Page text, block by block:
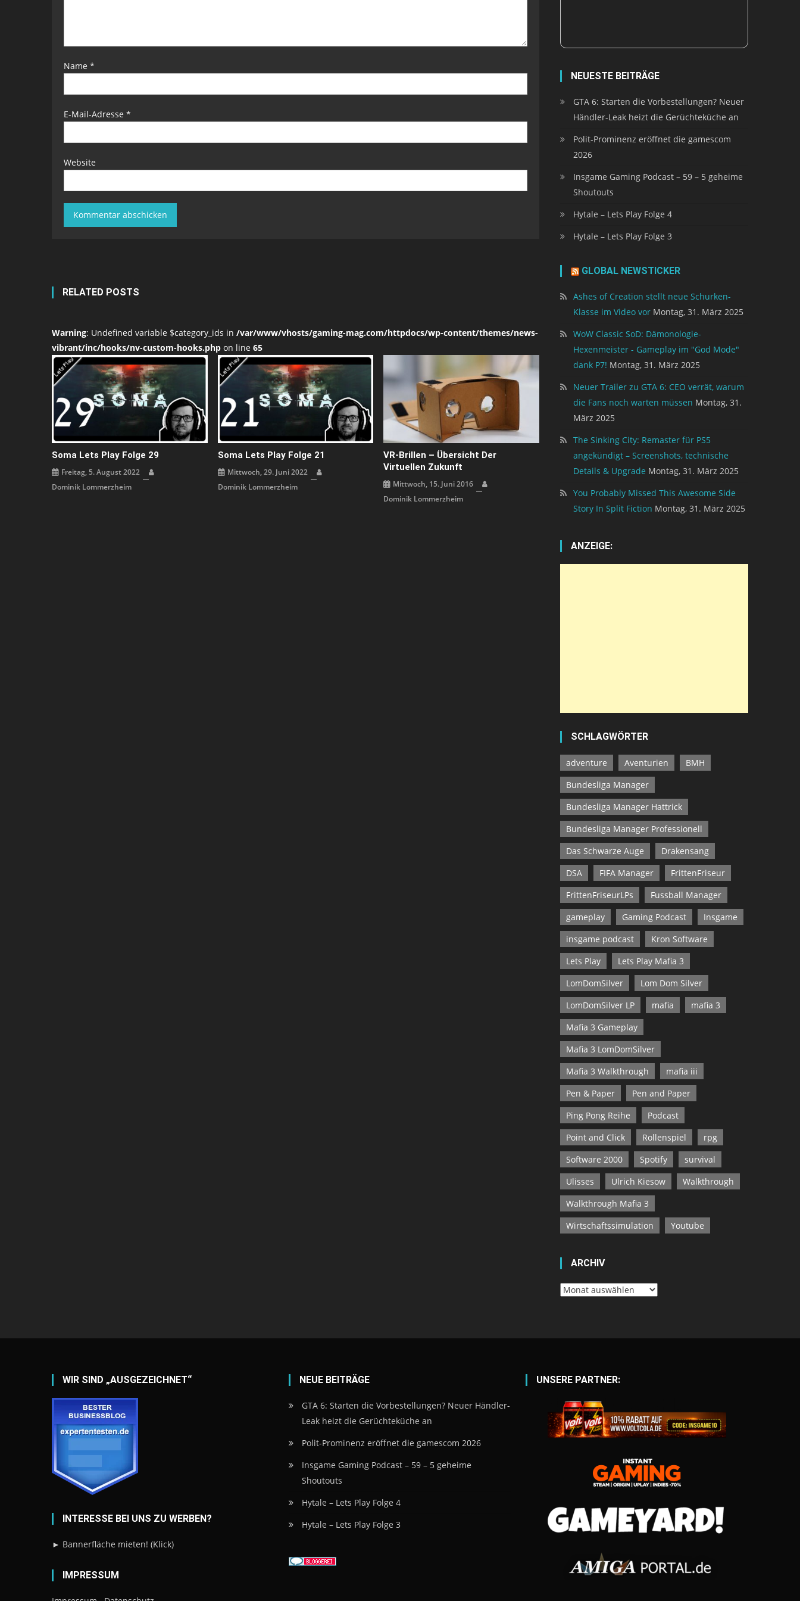
Name *
E-Mail-Adresse *
Website
RELATED POSTS
Warning: Undefined variable $category_ids in /var/www/vhosts/gaming-mag.com/httpdocs/wp-content/themes/news-
vibrant/inc/hooks/nv-custom-hooks.php on line 65
Soma Lets Play Folge 29
Freitag, 5. August 2022
Dominik Lommerzheim
Soma Lets Play Folge 21
Mittwoch, 29. Juni 2022
Dominik Lommerzheim
VR-Brillen – Übersicht Der
Virtuellen Zukunft
Mittwoch, 15. Juni 2016
Dominik Lommerzheim
NEUESTE BEITRÄGE
GTA 6: Starten die Vorbestellungen? Neuer
Händler-Leak heizt die Gerüchteküche an
Polit-Prominenz eröffnet die gamescom
2026
Insgame Gaming Podcast – 59 – 5 geheime
Shoutouts
Hytale – Lets Play Folge 4
Hytale – Lets Play Folge 3
GLOBAL NEWSTICKER
Ashes of Creation stellt neue Schurken-
Klasse im Video vor Montag, 31. März 2025
WoW Classic SoD: Dämonologie-
Hexenmeister - Gameplay im "God Mode"
dank P7! Montag, 31. März 2025
Neuer Trailer zu GTA 6: CEO verrät, warum
die Fans noch warten müssen Montag, 31.
März 2025
The Sinking City: Remaster für PS5
angekündigt – Screenshots, technische
Details & Upgrade Montag, 31. März 2025
You Probably Missed This Awesome Side
Story In Split Fiction Montag, 31. März 2025
ANZEIGE:
SCHLAGWÖRTER
adventure Aventurien
BMH
Bundesliga Manager
Bundesliga Manager Hattrick
Bundesliga Manager Professionell
Das Schwarze Auge
Drakensang
DSA
FIFA Manager
FrittenFriseur
FrittenFriseurLPs
Fussball Manager
gameplay
Gaming Podcast
Insgame
insgame podcast
Kron Software
Lets Play
Lets Play Mafia 3
LomDomSilver
Lom Dom Silver
LomDomSilver LP
mafia
mafia 3
Mafia 3 Gameplay
Mafia 3 LomDomSilver
Mafia 3 Walkthrough
mafia iii
Pen & Paper
Pen and Paper
Ping Pong Reihe
Podcast
Point and Click
Rollenspiel
rpg
Software 2000
Spotify
survival
Ulisses
Ulrich Kiesow
Walkthrough
Walkthrough Mafia 3
Wirtschaftssimulation
Youtube
ARCHIV
Archiv
WIR SIND „AUSGEZEICHNET“
INTERESSE BEI UNS ZU WERBEN?
► Bannerfläche mieten! (Klick)
IMPRESSUM
NEUE BEITRÄGE
GTA 6: Starten die Vorbestellungen? Neuer Händler-
Leak heizt die Gerüchteküche an
Polit-Prominenz eröffnet die gamescom 2026
Insgame Gaming Podcast – 59 – 5 geheime
Shoutouts
Hytale – Lets Play Folge 4
Hytale – Lets Play Folge 3
UNSERE PARTNER: